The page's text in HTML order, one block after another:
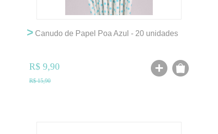
> Canudo de Papel Poa Azul - 20 unidades
R$ 9,90
R$ 15,90